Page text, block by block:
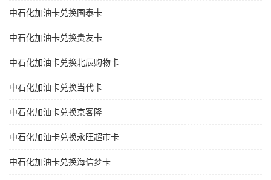
中石化加油卡兑换国泰卡
中石化加油卡兑换贵友卡
中石化加油卡兑换北辰购物卡
中石化加油卡兑换当代卡
中石化加油卡兑换京客隆
中石化加油卡兑换永旺超市卡
中石化加油卡兑换海信梦卡